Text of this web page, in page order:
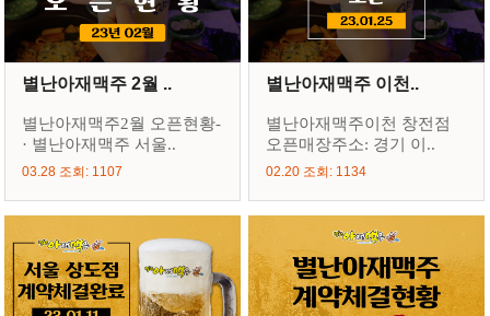
별난아재맥주 2월 ..
별난아재맥주2월 오픈현황-
· 별난아재맥주 서울..
03.28 조회: 1107
별난아재맥주 이천..
별난아재맥주이천 창전점
오픈매장주소: 경기 이..
02.20 조회: 1134